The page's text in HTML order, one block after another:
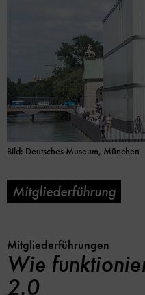
Bild: Deutsches Museum, München
Mitgliederführung
Mitgliederführungen
Wie
2.0